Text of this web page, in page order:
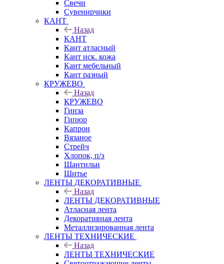
Свечи
Сувенирчики
КАНТ
Назад
КАНТ
Кант атласный
Кант иск. кожа
Кант мебельный
Кант разный
КРУЖЕВО
Назад
КРУЖЕВО
Гинза
Гипюр
Капрон
Вязаное
Стрейч
Хлопок, п/э
Шантильи
Шитье
ЛЕНТЫ ДЕКОРАТИВНЫЕ
Назад
ЛЕНТЫ ДЕКОРАТИВНЫЕ
Атласная лента
Декоративная лента
Металлизированная лента
ЛЕНТЫ ТЕХНИЧЕСКИЕ
Назад
ЛЕНТЫ ТЕХНИЧЕСКИЕ